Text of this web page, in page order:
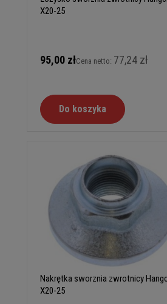
X20-25
95,00 złCena netto: 77,24 zł
Do koszyka
Nakrętka sworznia zwrotnicy
X20-25